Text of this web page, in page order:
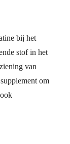
bij het
stof in het
van
om